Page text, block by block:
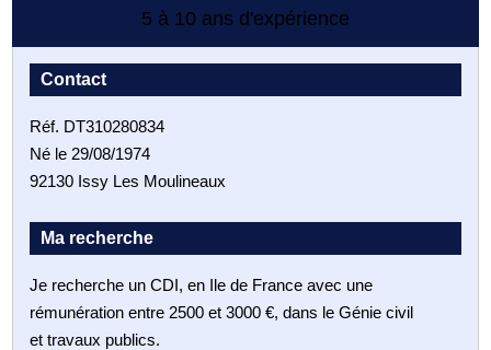
5 à 10 ans d'expérience
Contact
Réf. DT310280834
Né le 29/08/1974
92130 Issy Les Moulineaux
Ma recherche
Je recherche un CDI, en Ile de France avec une
rémunération entre 2500 et 3000 €, dans le Génie civil
et travaux publics.